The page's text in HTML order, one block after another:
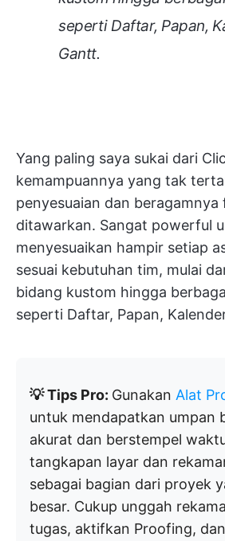
seperti Daftar, Papan,
Gantt.
Yang paling saya sukai dari
kemampuannya yang tak
penyesuaian dan beragamnya
ditawarkan. Sangat powerful
menyesuaikan hampir setiap
sesuai kebutuhan tim, mulai
bidang kustom hingga
seperti Daftar, Papan,
💡 Tips Pro: Gunakan Alat
untuk mendapatkan umpan
akurat dan berstempel
tangkapan layar dan
sebagai bagian dari proyek
besar. Cukup unggah
tugas, aktifkan Proofing,